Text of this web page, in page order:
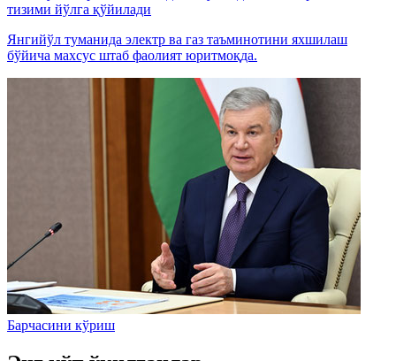
тизими йўлга қўйилади
Янгийўл туманида электр ва газ таъминотини яхшилаш
бўйича махсус штаб фаолият юритмоқда.
Барчасини кўриш